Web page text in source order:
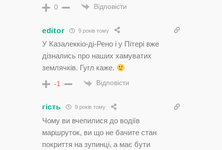
0 Відповісти
editor 9 років тому
У Казалеккіо-ді-Рено і у Пітері вже
дізнались про наших хамуватих
землячків. Гугл каже.
-1 Відповісти
гість 9 років тому
Чому ви вчепилися до водіїв
маршруток, ви що не бачите стан
покриття на зупинці, а має бути